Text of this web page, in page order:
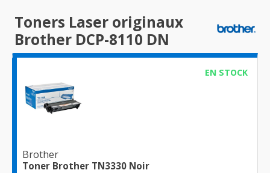
Toners Laser originaux
Brother DCP-8110 DN
EN STOCK
Brother
Toner Brother TN3330 Noir